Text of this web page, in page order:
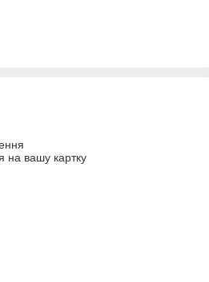
на вашу картку